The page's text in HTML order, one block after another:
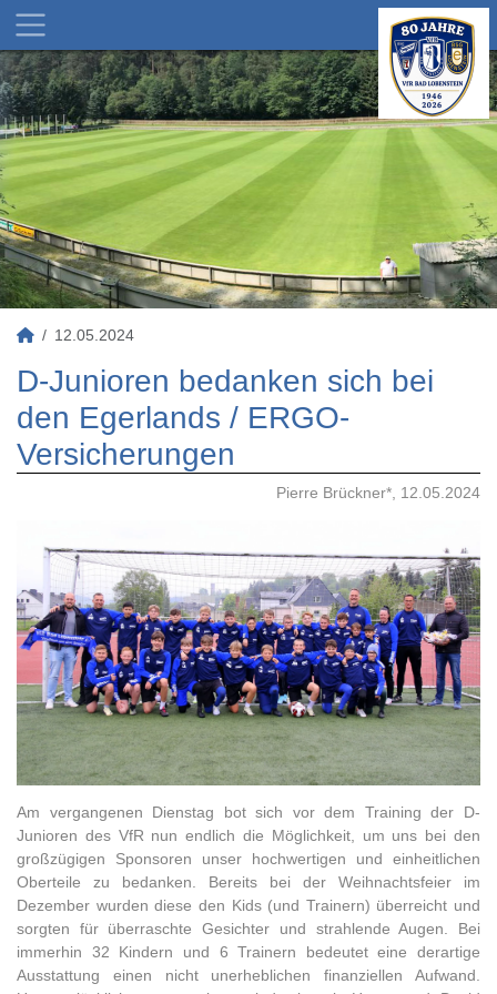
12.05.2024
D-Junioren bedanken sich bei
den Egerlands / ERGO-
Versicherungen
Pierre Brückner*, 12.05.2024
Am vergangenen Dienstag bot sich vor dem Training der D-
Junioren des VfR nun endlich die Möglichkeit, um uns bei den
großzügigen Sponsoren unser hochwertigen und einheitlichen
Oberteile zu bedanken. Bereits bei der Weihnachtsfeier im
Dezember wurden diese den Kids (und Trainern) überreicht und
sorgten für überraschte Gesichter und strahlende Augen. Bei
immerhin 32 Kindern und 6 Trainern bedeutet eine derartige
Ausstattung einen nicht unerheblichen finanziellen Aufwand.